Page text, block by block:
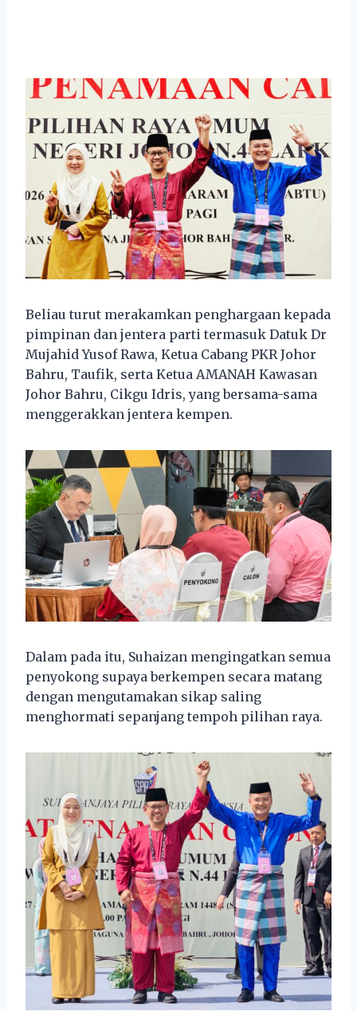
Beliau turut merakamkan penghargaan kepada
pimpinan dan jentera parti termasuk Datuk Dr
Mujahid Yusof Rawa, Ketua Cabang PKR Johor
Bahru, Taufik, serta Ketua AMANAH Kawasan
Johor Bahru, Cikgu Idris, yang bersama-sama
menggerakkan jentera kempen.
Dalam pada itu, Suhaizan mengingatkan semua
penyokong supaya berkempen secara matang
dengan mengutamakan sikap saling
menghormati sepanjang tempoh pilihan raya.